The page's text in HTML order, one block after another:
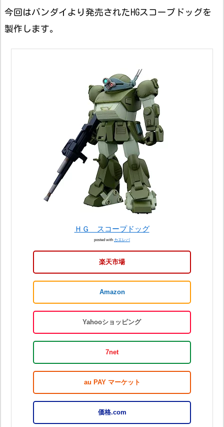
今回はバンダイより発売されたHGスコープドッグを
製作します。
ＨＧ スコープドッグ
posted with カエレバ
楽天市場
Amazon
Yahooショッピング
7net
au PAY マーケット
価格.com